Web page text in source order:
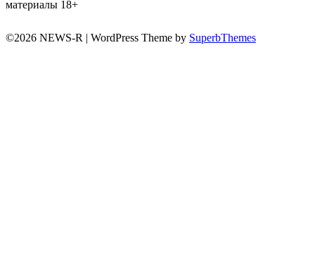
материалы 18+
©2026 NEWS-R | WordPress Theme by SuperbThemes